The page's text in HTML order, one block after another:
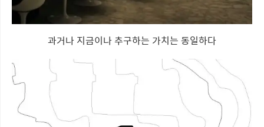
과거나 지금이나 추구하는 가치는 동일하다